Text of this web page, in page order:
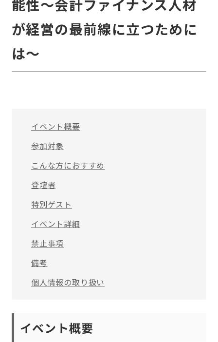
能性～会計ファイナンス人材
が経営の最前線に立つために
は～
イベント概要
参加対象
こんな方におすすめ
登壇者
特別ゲスト
イベント詳細
禁止事項
備考
個人情報の取り扱い
イベント概要